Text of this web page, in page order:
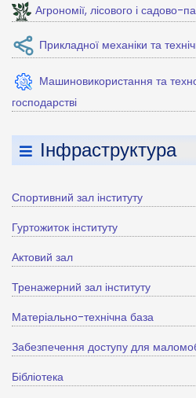
Агрономії, лісового і садово-
Прикладної механіки та
Машиновикористання та
господарстві
Інфраструктура
Спортивний зал інституту
Гуртожиток інституту
Актовий зал
Тренажерний зал інституту
Матеріально-технічна база
Забезпечення доступу для
Бібліотека